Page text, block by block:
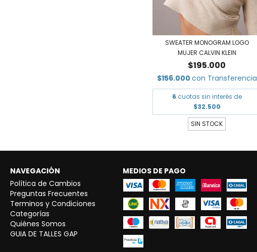
SWEATER MONOGRAM LOGO
MUJER CALVIN KLEIN
$195.000
$156.000 con Transferencia
6 cuotas sin interés de
$32.500
SIN STOCK
NAVEGACIÓN
Política de Cambios
Preguntas Frecuentes
Terminos y Condiciones
Categorías
Quiénes Somos
GUIA DE TALLES GAP
MEDIOS DE PAGO